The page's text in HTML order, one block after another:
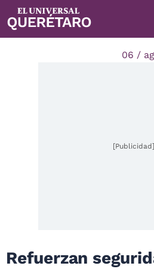
06 /
[Publicidad]
Refuerzan